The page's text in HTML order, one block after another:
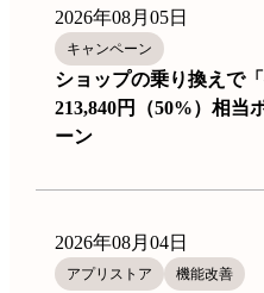
2026年08月05日
キャンペーン
ショップの乗り換えで
213,840円（50%）相当
ーン
2026年08月04日
アプリストア 機能改善